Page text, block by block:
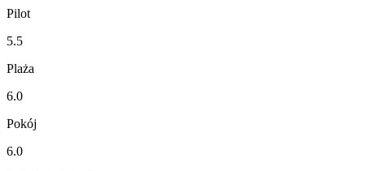
Pilot
5.5
Plaża
6.0
Pokój
6.0